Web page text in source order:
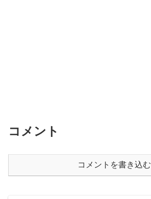
コメント
コメントを書き込む